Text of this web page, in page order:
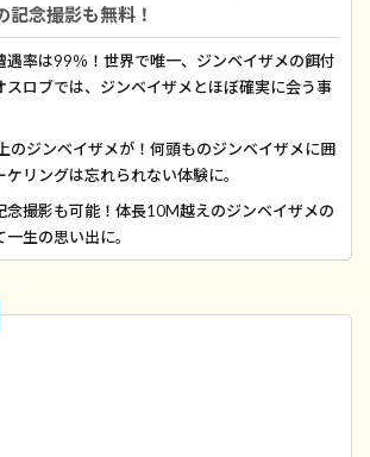
記念撮影も無料！
遇率は99％！世界で唯一、ジンベイザメの餌付
スロブでは、ジンベイザメとほぼ確実に会う事
のジンベイザメが！何頭ものジンベイザメに囲
リングは忘れられない体験に。
念撮影も可能！体長10M越えのジンベイザメの
生の思い出に。